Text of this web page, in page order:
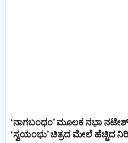
‘ನಾಗಬಂಧಂ’ ಮೂಲಕ ನಭಾ
‘ಸ್ವಯಂಭು’ ಚಿತ್ರದ ಮೇಲೆ ಹೆಚ್ಚಿದ